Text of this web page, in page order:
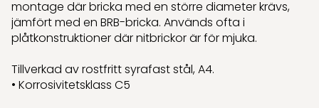
montage där bricka med en större diameter krävs,
jämfört med en BRB-bricka. Används ofta i
plåtkonstruktioner där nitbrickor är för mjuka.
Tillverkad av rostfritt syrafast stål, A4.
• Korrosivitetsklass C5